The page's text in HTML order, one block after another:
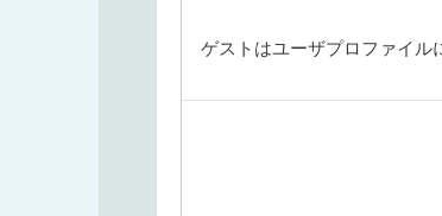
ゲストはユーザプロファイル